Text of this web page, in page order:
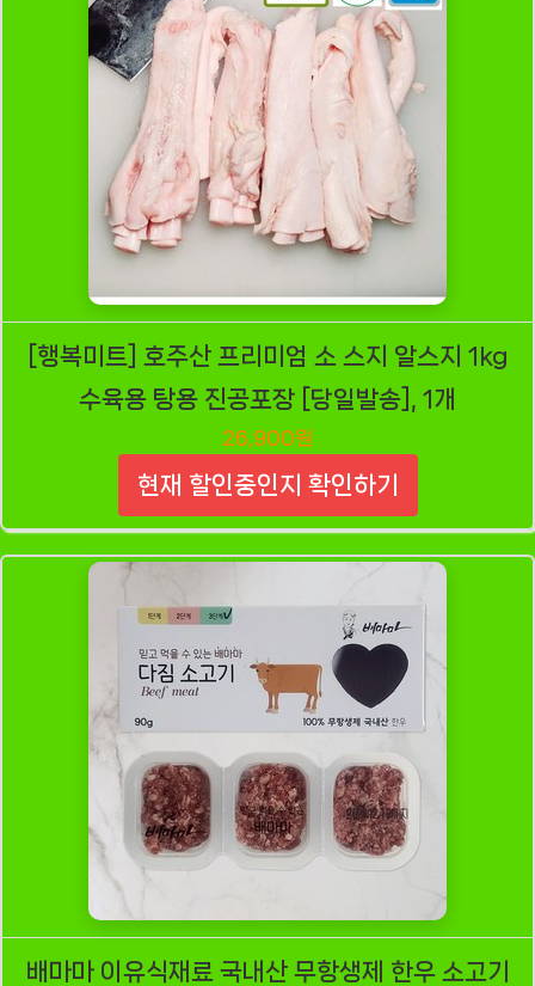
[행복미트] 호주산 프리미엄 소 스지 알스지 1kg
수육용 탕용 진공포장 [당일발송], 1개
26,900원
현재 할인중인지 확인하기
배마마 이유식재료 국내산 무항생제 한우 소고기